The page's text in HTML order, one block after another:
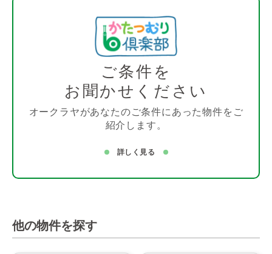
ご条件を
お聞かせください
オークラヤがあなたのご条件にあった物件をご
紹介します。
詳しく見る
他の物件を探す